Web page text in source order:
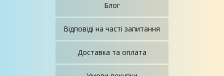
Блог
Відповіді на часті запитання
Доставка та оплата